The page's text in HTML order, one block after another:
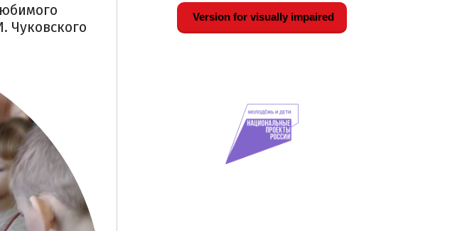
Чуковского
Version for visually impaired